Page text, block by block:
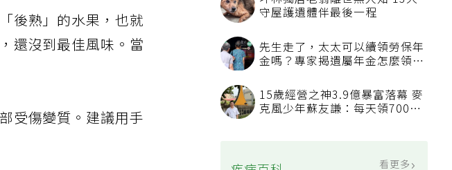
坪林獨居老翁離世無人知 13犬
守屋護遺體伴最後一程
先生走了，太太可以續領勞保年
看順位還要看資格
15歲經營之神3.9億暴富落幕 麥
後熟」的水果，也就
還沒到最佳風味。當
受傷變質。建議用手